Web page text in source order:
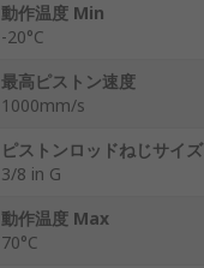
動作温度 Min
-20°C
最高ピストン速度
1000mm/s
ピストンロッドねじサイズ
3/8 in G
動作温度 Max
70°C